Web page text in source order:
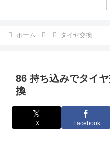
ホーム タイヤ交換
86 持ち込みでタイ
換
X Facebook